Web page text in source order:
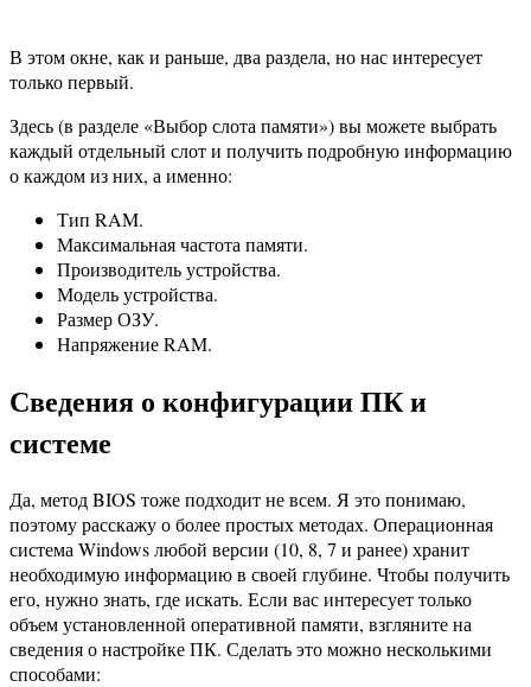
В этом окне, как и раньше, два раздела, но нас интересует
только первый.
Здесь (в разделе «Выбор слота памяти») вы можете выбрать
каждый отдельный слот и получить подробную информацию
о каждом из них, а именно:
Тип RAM.
Максимальная частота памяти.
Производитель устройства.
Модель устройства.
Размер ОЗУ.
Напряжение RAM.
Сведения о конфигурации ПК и
системе
Да, метод BIOS тоже подходит не всем. Я это понимаю,
поэтому расскажу о более простых методах. Операционная
система Windows любой версии (10, 8, 7 и ранее) хранит
необходимую информацию в своей глубине. Чтобы получить
его, нужно знать, где искать. Если вас интересует только
объем установленной оперативной памяти, взгляните на
сведения о настройке ПК. Сделать это можно несколькими
способами: